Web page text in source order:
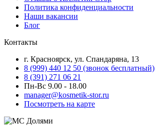
Политика конфиденциальности
Наши вакансии
Блог
Контакты
г. Красноярск, ул. Спандаряна, 13
8 (999) 440 12 50 (звонок бесплатный)
8 (391) 271 06 21
Пн-Вс 9.00 - 18.00
manager@kosmetik-stor.ru
Посмотреть на карте